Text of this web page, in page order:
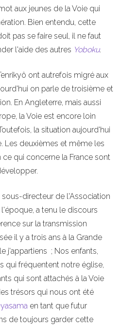
aux jeunes de la Voie qui
Bien entendu, cette
pas se faire seul, il ne faut
l'aide des autres Yoboku.
ont autrefois migré aux
on parle de troisième et
En Angleterre, mais aussi
la Voie est encore loin
la situation aujourd'hui
Les deuxièmes et même les
qui concerne la France sont
sous-directeur de l'Association
a tenu le discours
sur la transmission
il y a trois ans à la Grande
j'appartiens ; Nos enfants,
qui fréquentent notre église,
qui sont attachés à la Voie
trésors qui nous ont été
en tant que futur
de toujours garder cette